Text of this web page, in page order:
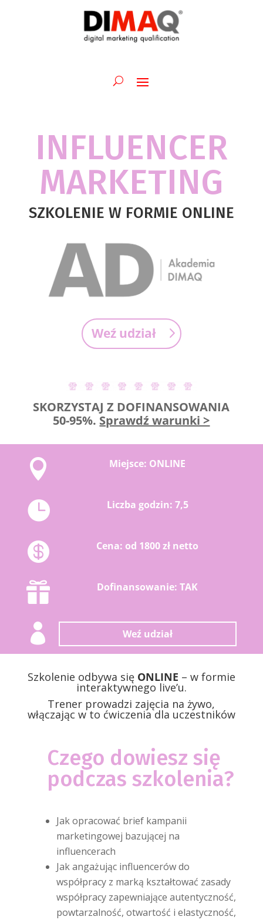
INFLUENCER
MARKETING
SZKOLENIE W FORMIE ONLINE
Weź udział
SKORZYSTAJ Z DOFINANSOWANIA
50-95%. Sprawdź warunki >
 Miejsce: ONLINE
 Liczba godzin: 7,5
 Cena: od 1800 zł netto
 Dofinansowanie: TAK
 Weź udział
Szkolenie odbywa się ONLINE – w formie
interaktywnego live’u.
Trener prowadzi zajęcia na żywo,
włączając w to ćwiczenia dla uczestników
Czego dowiesz się
podczas szkolenia?
Jak opracować brief kampanii
marketingowej bazującej na
influencerach
Jak angażując influencerów do
współpracy z marką kształtować zasady
współpracy zapewniające autentyczność,
powtarzalność, otwartość i elastyczność,